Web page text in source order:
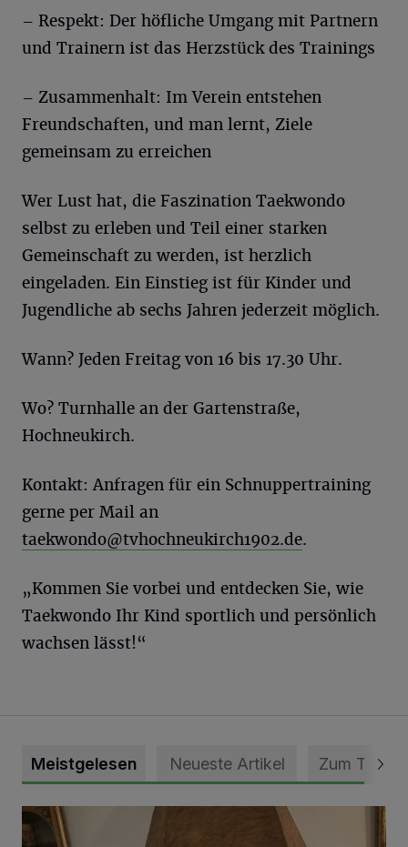
– Respekt: Der höfliche Umgang mit Partnern
und Trainern ist das Herzstück des Trainings
– Zusammenhalt: Im Verein entstehen
Freundschaften, und man lernt, Ziele
gemeinsam zu erreichen
Wer Lust hat, die Faszination Taekwondo
selbst zu erleben und Teil einer starken
Gemeinschaft zu werden, ist herzlich
eingeladen. Ein Einstieg ist für Kinder und
Jugendliche ab sechs Jahren jederzeit möglich.
Wann? Jeden Freitag von 16 bis 17.30 Uhr.
Wo? Turnhalle an der Gartenstraße,
Hochneukirch.
Kontakt: Anfragen für ein Schnuppertraining
gerne per Mail an
taekwondo@tvhochneukirch1902.de.
„Kommen Sie vorbei und entdecken Sie, wie
Taekwondo Ihr Kind sportlich und persönlich
wachsen lässt!“
Meistgelesen Neueste Artikel Zum Thema
„Loss dir nix jefalle“ in 7 Tage 1 Song